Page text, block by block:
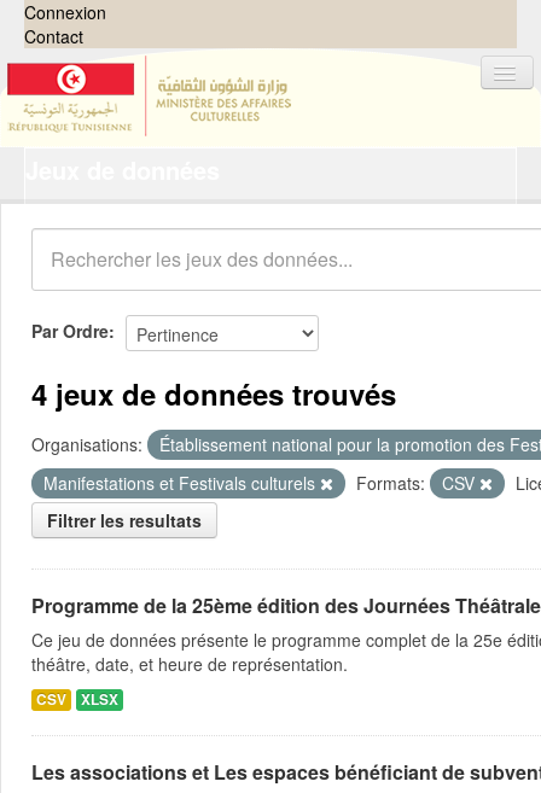
Connexion
Contact
Organisations
Groupes
Demandes 0
À propos
Par Ordre
4 jeux de données trouvés
Organisations:
Établissement national pour la promotion des
Manifestations et Festivals culturels
Formats: CSV
Filtrer les resultats
Programme de la 25ème édition des Journées
Ce jeu de données présente le programme complet de la 25e
théâtre, date, et heure de représentation.
CSV XLSX
Les associations et Les espaces bénéficiant de